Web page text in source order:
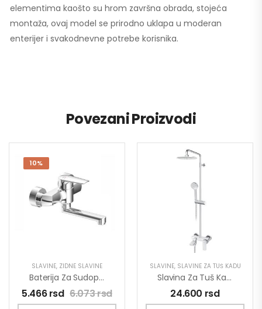
elementima kaošto su hrom završna obrada, stojeća
montaža, ovaj model se prirodno uklapa u moderan
enterijer i svakodnevne potrebe korisnika.
Povezani Proizvodi
10%
SLAVINE, ZIDNE SLAVINE
Baterija Za Sudoperu MINOTTI PRIMA Zidna Kratka Lula 4115-S
5.466rsd 6.073rsd
SLAVINE, SLAVINE ZA TUŠ KADU
Slavina Za Tuš Kadu Sa Usponskim Tušem Stolz 137351
24.600 rsd